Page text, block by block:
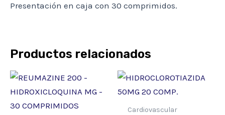
Presentación en caja con 30 comprimidos.
Productos relacionados
Cardiovascular